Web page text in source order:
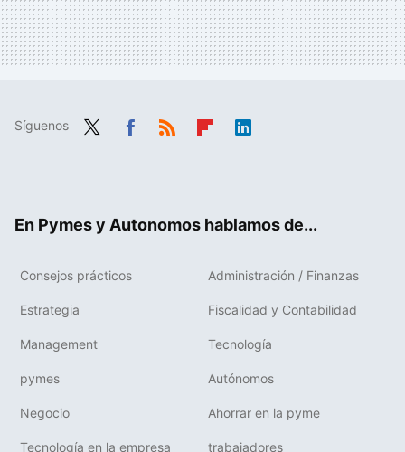
Síguenos
En Pymes y Autonomos hablamos de...
Consejos prácticos Administración / Finanzas
Estrategia Fiscalidad y Contabilidad
Management Tecnología
pymes Autónomos
Negocio Ahorrar en la pyme
Tecnología en la empresa trabajadores